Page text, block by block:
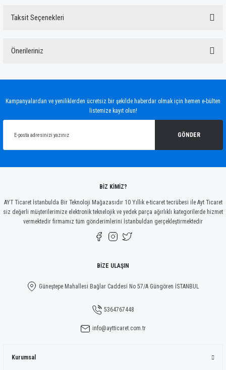
Taksit Seçenekleri
Önerileriniz
Ürün açıklamasında eksik bilgiler bulunuyor.
Gönder
Kampanyalardan ve yeniliklerden ücretsiz bir şekilde haberdar olmak için hemen e-bülten
listemize kayıt olun!
GÖNDER
BİZ KİMİZ?
AYT Ticaret İstanbulda Bir Teknoloji Mağazasıdır 10 Yıllık e-ticaret tecrübesi ile Ayt Ticaret
siz değerli müşterilerimize elektronik teknelojik ve yedek parça ağırlıklı kategorilerde hizmet
vermektedir firmamız tüm gönderimlerini İstanbuldan gerçekleştirmektedir
BİZE ULAŞIN
Güneştepe Mahallesi Bağlar Caddesi No 57/A Güngören İSTANBUL
5364767448
info@aytticaret.com.tr
Kurumsal